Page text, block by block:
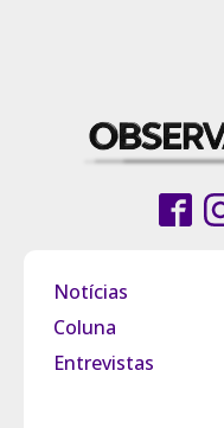
Notícias
Coluna
Entrevistas